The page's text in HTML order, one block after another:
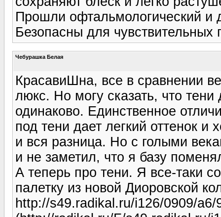
Прошли офтальмологический и
Безопасны для чувствительных
Чебурашка Белая
КрасавиШна, все в сравнении
люкс. Но могу сказать, что
одинаково. Единственное
под тени дает легкий оттенок
и вся разница. Но с голыми
и не заметил, что я базу
А теперь про тени. Я все-таки
палетку из новой Диоровской
http://s49.radikal.ru/i126/0909/